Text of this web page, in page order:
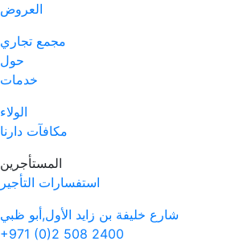
العروض
مجمع تجاري
حول
خدمات
الولاء
مكافآت دارنا
المستأجرين
استفسارات التأجير
شارع خليفة بن زايد الأول,أبو ظبي
+971 (0)2 508 2400